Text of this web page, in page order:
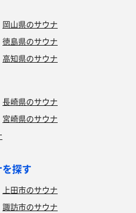
岡山県のサウナ
徳島県のサウナ
高知県のサウナ
長崎県のサウナ
宮崎県のサウナ
探す
上田市のサウナ
諏訪市のサウナ